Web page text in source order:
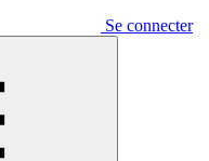
Se connecter